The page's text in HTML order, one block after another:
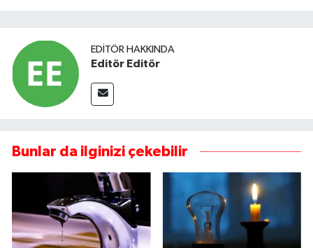
EDITÖR HAKKINDA
Editör Editör
Bunlar da ilginizi çekebilir